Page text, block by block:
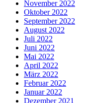
November 2022
Oktober 2022
September 2022
August 2022
Juli 2022
Juni 2022
Mai 2022
April 2022
März 2022
Februar 2022
Januar 2022
Dezember 2021